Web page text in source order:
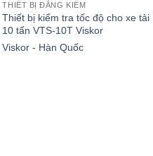
THIẾT BỊ ĐĂNG KIỂM
Thiết bị kiểm tra tốc độ cho xe tải
10 tấn VTS-10T Viskor
Viskor - Hàn Quốc